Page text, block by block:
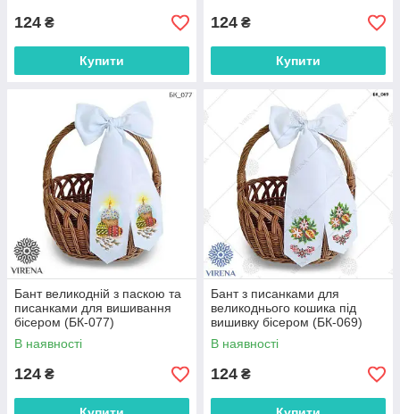
124 ₴
Купити
124 ₴
Купити
Бант великодній з паскою та
писанками для вишивання
бісером (БК-077)
В наявності
124 ₴
Бант з писанками для
великоднього кошика під
вишивку бісером (БК-069)
В наявності
124 ₴